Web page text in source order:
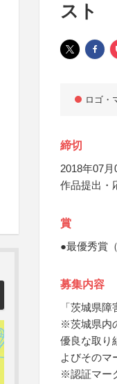
スト
ロゴ・
締切
2018年07
作品提出・
賞
●最優秀賞
募集内容
「茨城県
※茨城県内
優良な取り
よびそのマ
※認証マー